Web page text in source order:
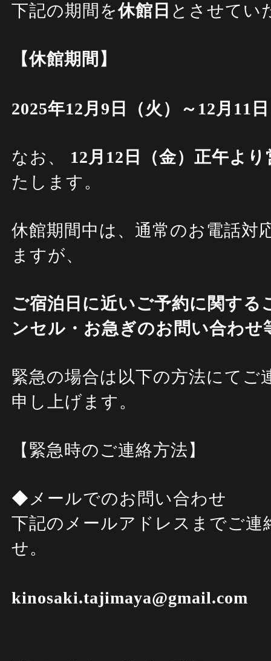
下記の期間を休館日 とさせてい
【休館期間】
2025年12月9日（火）～12月11
なお、
12月12日（金）正午よ
たします。
休館期間中は、通常のお電話対
ますが、
ご宿泊日に近いご予約に関する
ンセル・お急ぎのお問い合わせ
緊急の場合は以下の方法にてご
申し上げます。
【緊急時のご連絡方法】
◆メールでのお問い合わせ
下記のメールアドレスまでご連
せ。
kinosaki.tajimaya@gmail.com